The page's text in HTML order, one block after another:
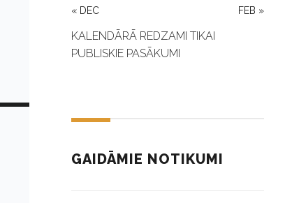
« DEC FEB »
KALENDĀRĀ REDZAMI TIKAI
PUBLISKIE PASĀKUMI
GAIDĀMIE NOTIKUMI